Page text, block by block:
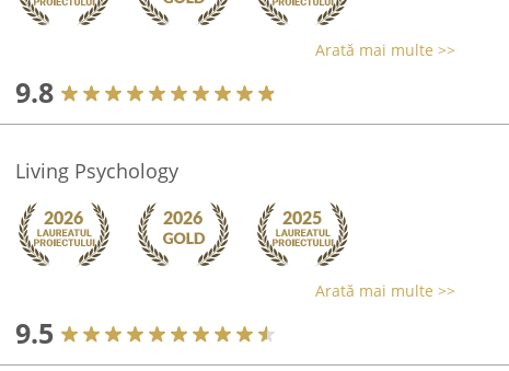
Arată mai multe >>
9.8
Living Psychology
Arată mai multe >>
9.5